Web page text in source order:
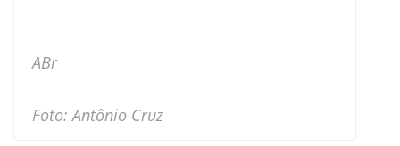
ABr
Foto: Antônio Cruz